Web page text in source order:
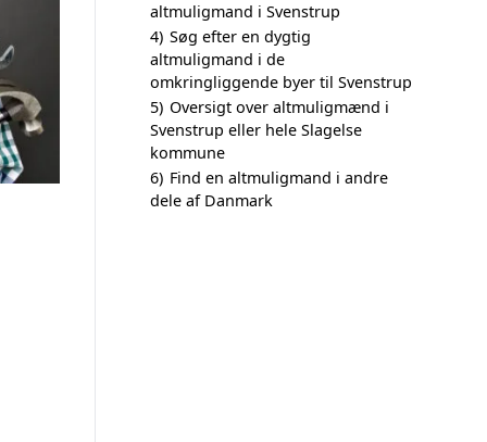
altmuligmand i Svenstrup
4) Søg efter en dygtig
altmuligmand i de
omkringliggende byer til Svenstrup
5) Oversigt over altmuligmænd i
Svenstrup eller hele Slagelse
kommune
6) Find en altmuligmand i andre
dele af Danmark